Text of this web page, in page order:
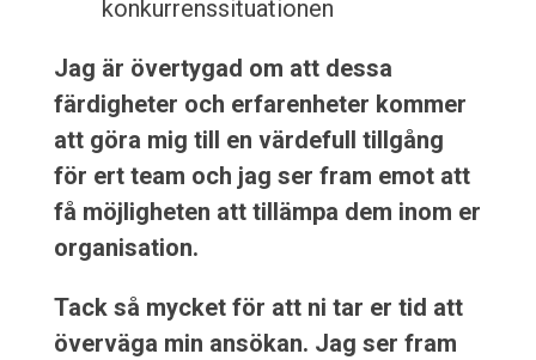
konkurrenssituationen
Jag är övertygad om att dessa
färdigheter och erfarenheter kommer
att göra mig till en värdefull tillgång
för ert team och jag ser fram emot att
få möjligheten att tillämpa dem inom er
organisation.
Tack så mycket för att ni tar er tid att
överväga min ansökan. Jag ser fram